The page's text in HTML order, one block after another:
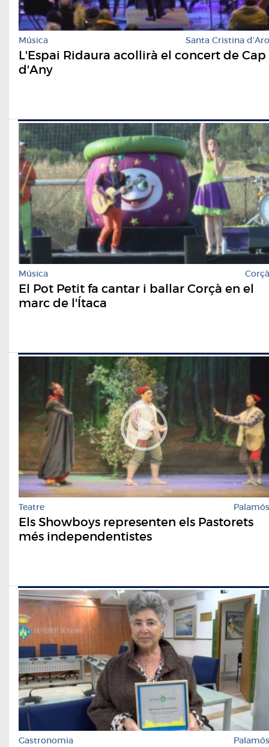
Música Santa Cristina d'Aro
L'Espai Ridaura acollirà el concert de Cap
d'Any
Música Corçà
El Pot Petit fa cantar i ballar Corçà en el
marc de l'Ítaca
Teatre Palamós
Els Showboys representen els Pastorets
més independentistes
Gastronomia Palamós